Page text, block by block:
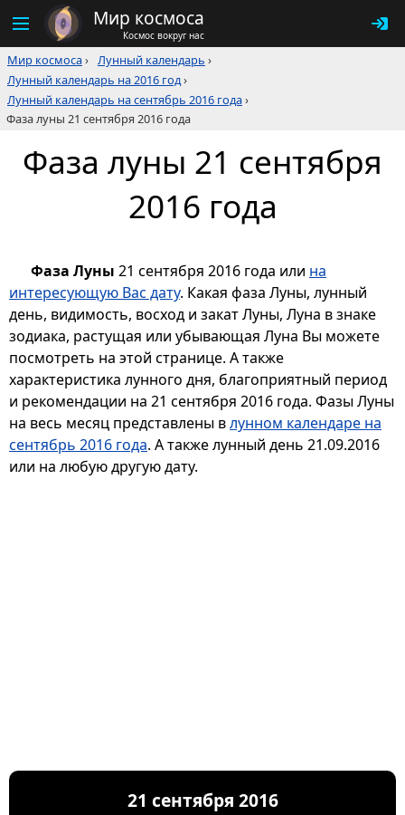
Мир космоса
Космос вокруг нас
Мир космоса› Лунный календарь ›
Лунный календарь на 2016 год›
Лунный календарь на сентябрь 2016 года›
Фаза луны 21 сентября 2016 года
Фаза луны 21 сентября
2016 года
Фаза Луны 21 сентября 2016 года или на
интересующую Вас дату. Какая фаза Луны, лунный
день, видимость, восход и закат Луны, Луна в знаке
зодиака, растущая или убывающая Луна Вы можете
посмотреть на этой странице. А также
характеристика лунного дня, благоприятный период
и рекомендации на 21 сентября 2016 года. Фазы Луны
на весь месяц представлены влунном календаре на
сентябрь 2016 года. А также лунный день 21.09.2016
или на любую другую дату.
21 сентября 2016